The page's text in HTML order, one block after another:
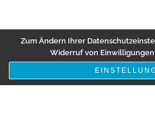
Zum Ändern Ihrer
Widerruf von